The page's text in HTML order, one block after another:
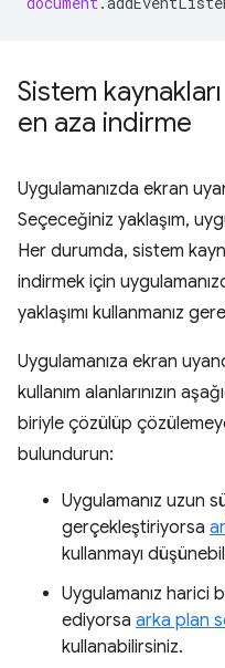
Sistem
en aza indirme
Uygulamanızda ekran
Seçeceğiniz yaklaşım,
Her durumda, sistem
indirmek için
yaklaşımı kullanmanız
Uygulamanıza ekran
kullanım alanlarınızın
biriyle çözülüp
bulundurun:
Uygulamanız uzun
gerçekleştiriyorsa
kullanmayı
Uygulamanız harici
ediyorsa arka plan
kullanabilirsiniz.